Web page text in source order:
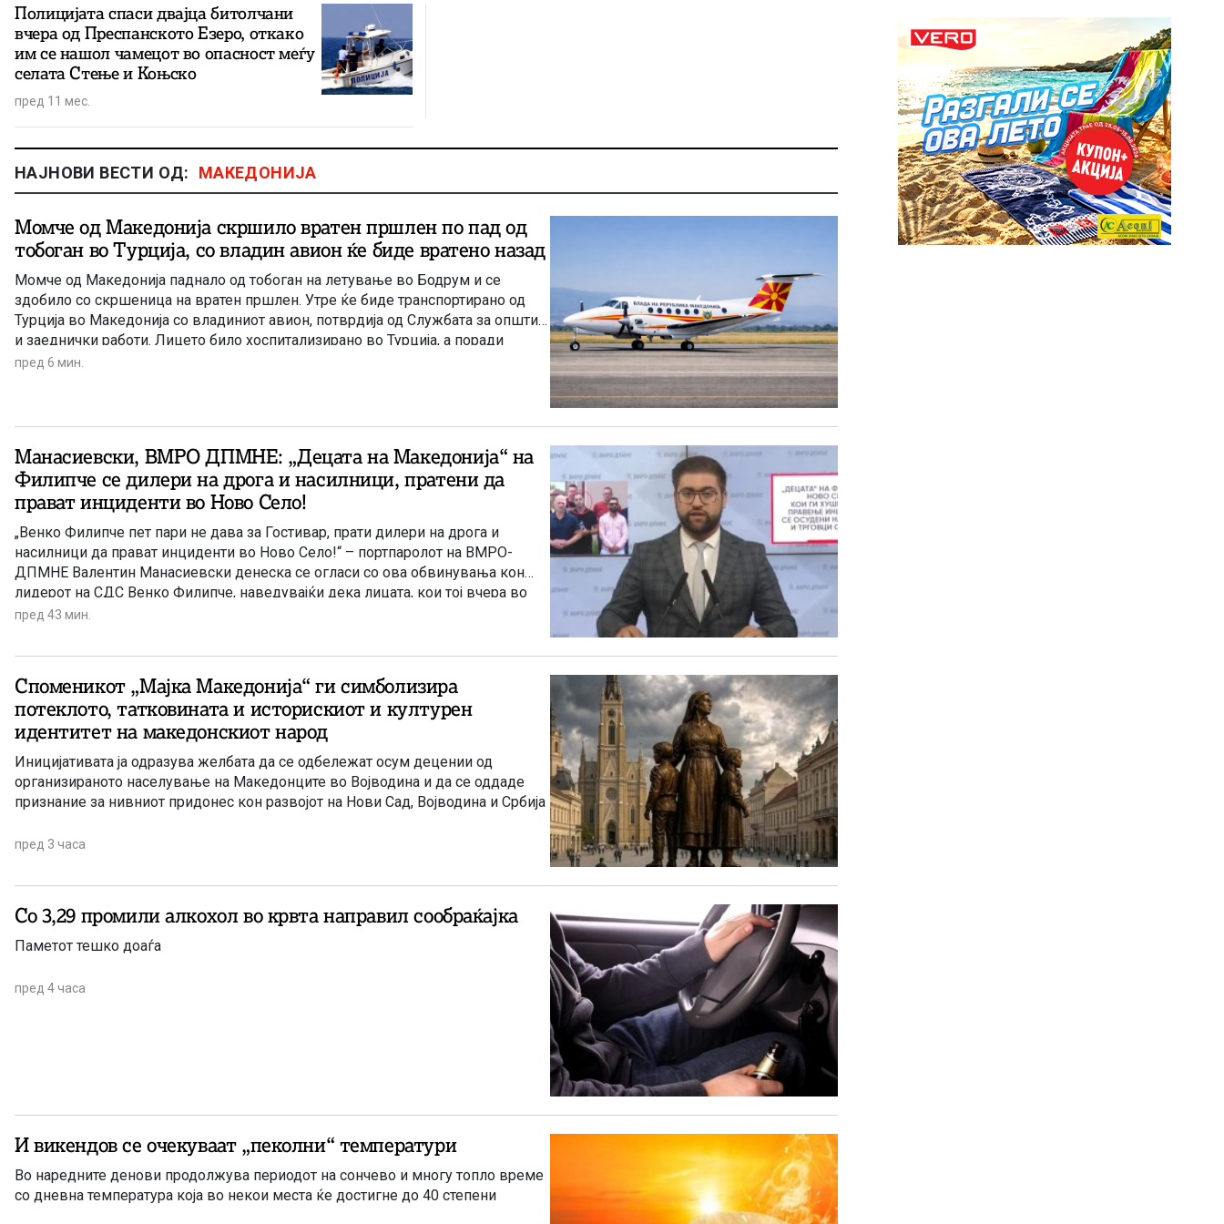
Полицијата спаси двајца битолчани
вчера од Преспанското Езеро, откако
им се нашол чамецот во опасност меѓу
селата Стење и Коњско
пред 11 мес.
НАЈНОВИ ВЕСТИ ОД: МАКЕДОНИЈА
Момче од Македонија скршило вратен пршлен по пад од
тобоган во Турција, со владин авион ќе биде вратенo назад
Момче од Македонија паднало од тобоган на летување во Бодрум и се
здобило со скршеница на вратен пршлен. Утре ќе биде транспортирано од
Турција во Македонија со владиниот авион, потврдија од Службата за општи
и заеднички работи. Лицето било хоспитализирано во Турција, а поради
сериозноста на повредата не може да биде транспортирано со редовен
пред 6 мин.
Манасиевски, ВМРО ДПМНЕ: „Децата на Македонија“ на
Филипче се дилери на дрога и насилници, пратени да
прават инциденти во Ново Село!
„Венко Филипче пет пари не дава за Гостивар, прати дилери на дрога и
насилници да прават инциденти во Ново Село!“ – портпаролот на ВМРО-
ДПМНЕ Валентин Манасиевски денеска се огласи со ова обвинувања кон
лидерот на СДС Венко Филипче, наведувајќи дека лицата, кои тој вчера во
Ново Село ги нарече „деца“, се осудени насилници и трговци со дрога.
да го сврти вниманието од вистината и лицата со кои бил фотографиран да ги
пред 43 мин.
Споменикот „Мајка Македонија“ ги симболизира
потеклото, татковината и историскиот и културен
идентитет на македонскиот народ
Иницијативата ја одразува желбата да се одбележат осум децении од
организираното населување на Македонците во Војводина и да се оддаде
признание за нивниот придонес кон развојот на Нови Сад, Војводина и Србија
пред 3 часа
Со 3,29 промили алкохол во крвта направил сообраќајка
Паметот тешко доаѓа
пред 4 часа
И викендов се очекуваат „пеколни“ температури
Во наредните денови продолжува периодот на сончево и многу топло време
со дневна температура која во некои места ќе достигне до 40 степени